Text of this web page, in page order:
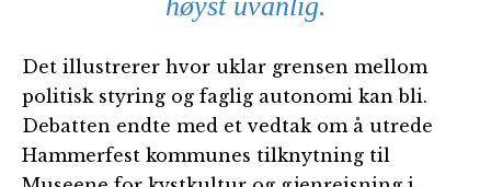
høyst uvanlig.
Det illustrerer hvor uklar grensen mellom
politisk styring og faglig autonomi kan bli.
Debatten endte med et vedtak om å utrede
Hammerfest kommunes tilknytning til